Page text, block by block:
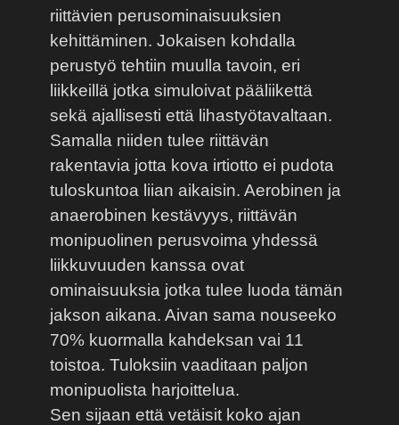
riittävien perusominaisuuksien
kehittäminen. Jokaisen kohdalla
perustyö tehtiin muulla tavoin, eri
liikkeillä jotka simuloivat pääliikettä
sekä ajallisesti että lihastyötavaltaan.
Samalla niiden tulee riittävän
rakentavia jotta kova irtiotto ei pudota
tuloskuntoa liian aikaisin. Aerobinen ja
anaerobinen kestävyys, riittävän
monipuolinen perusvoima yhdessä
liikkuvuuden kanssa ovat
ominaisuuksia jotka tulee luoda tämän
jakson aikana. Aivan sama nouseeko
70% kuormalla kahdeksan vai 11
toistoa. Tuloksiin vaaditaan paljon
monipuolista harjoittelua.
Sen sijaan että vetäisit koko ajan